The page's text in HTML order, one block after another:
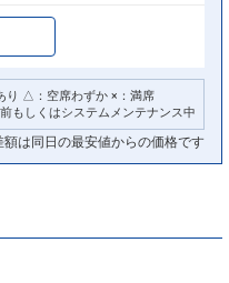
り △：空席わずか ×：満席
もしくはシステムメンテナンス中
額は同日の最安値からの価格です